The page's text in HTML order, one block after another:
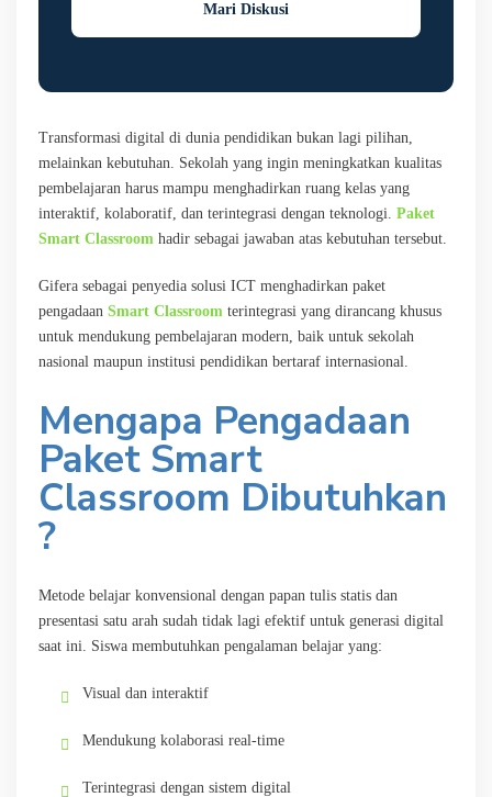
Mari Diskusi
Transformasi digital di dunia pendidikan bukan lagi pilihan,
melainkan kebutuhan. Sekolah yang ingin meningkatkan kualitas
pembelajaran harus mampu menghadirkan ruang kelas yang
interaktif, kolaboratif, dan terintegrasi dengan teknologi. Paket
Smart Classroom hadir sebagai jawaban atas kebutuhan tersebut.
Gifera sebagai penyedia solusi ICT menghadirkan paket
pengadaan Smart Classroom terintegrasi yang dirancang khusus
untuk mendukung pembelajaran modern, baik untuk sekolah
nasional maupun institusi pendidikan bertaraf internasional.
Mengapa Pengadaan
Paket Smart
Classroom Dibutuhkan
?
Metode belajar konvensional dengan papan tulis statis dan
presentasi satu arah sudah tidak lagi efektif untuk generasi digital
saat ini. Siswa membutuhkan pengalaman belajar yang:
Visual dan interaktif
Mendukung kolaborasi real-time
Terintegrasi dengan sistem digital